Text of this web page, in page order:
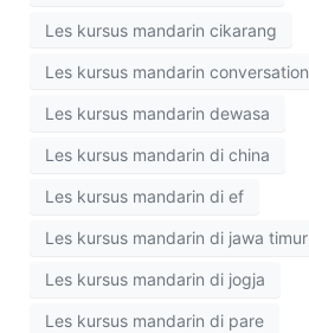
Les kursus mandarin cikarang
Les kursus mandarin conversation
Les kursus mandarin dewasa
Les kursus mandarin di china
Les kursus mandarin di ef
Les kursus mandarin di jawa timur
Les kursus mandarin di jogja
Les kursus mandarin di pare